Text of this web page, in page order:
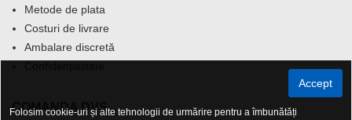
Metode de plata
Costuri de livrare
Ambalare discretă
COMANDA DVS.
Accept
Folosim cookie-uri și alte tehnologii de urmărire pentru a îmbunătăți